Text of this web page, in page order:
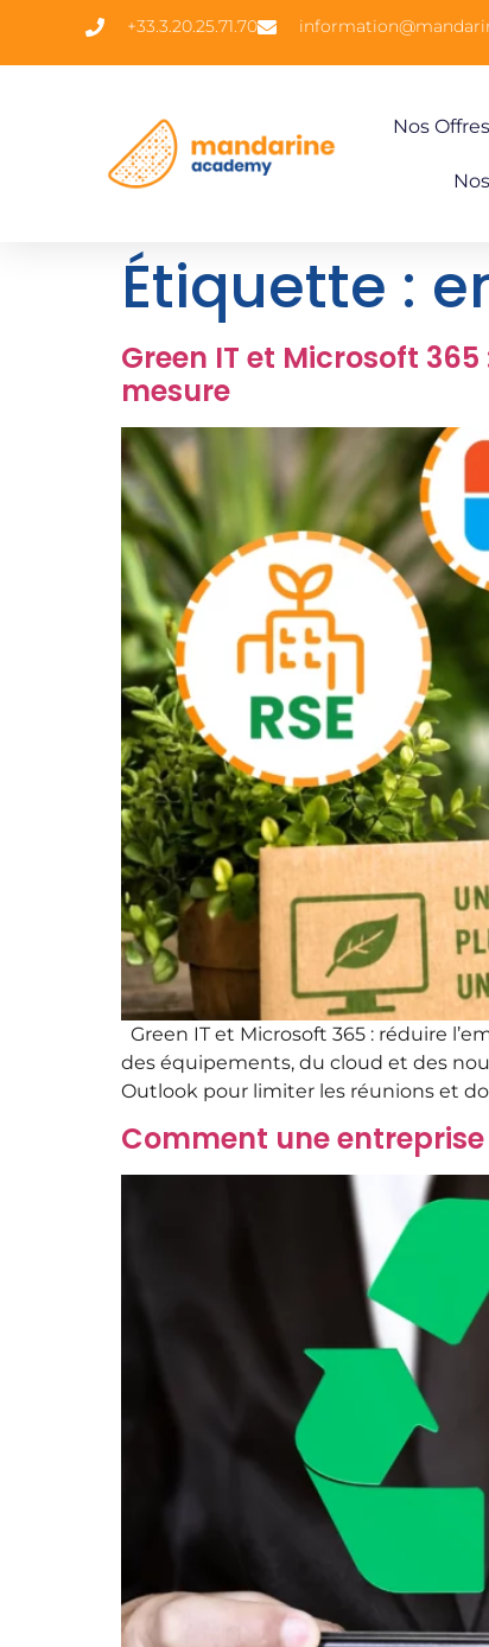
+33.3.20.25.71.70
Nos Offres
Étiquette :
Green IT et Microsoft
mesure
Green IT et Microsoft 365 : réduire
des équipements, du cloud et des
Outlook pour limiter les réunions et
Comment une